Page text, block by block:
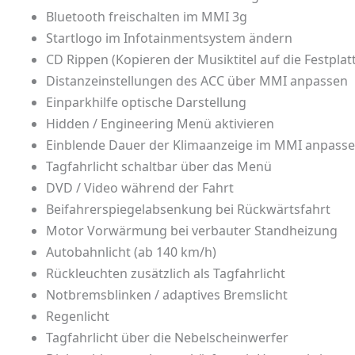
Bluetooth freischalten im MMI 3g
Startlogo im Infotainmentsystem ändern
CD Rippen (Kopieren der Musiktitel auf die
Distanzeinstellungen des ACC über MMI anpassen
Einparkhilfe optische Darstellung
Hidden / Engineering Menü aktivieren
Einblende Dauer der Klimaanzeige im MMI
Tagfahrlicht schaltbar über das Menü
DVD / Video während der Fahrt
Beifahrerspiegelabsenkung bei Rückwärtsfahrt
Motor Vorwärmung bei verbauter Standheizung
Autobahnlicht (ab 140 km/h)
Rückleuchten zusätzlich als Tagfahrlicht
Notbremsblinken / adaptives Bremslicht
Regenlicht
Tagfahrlicht über die Nebelscheinwerfer